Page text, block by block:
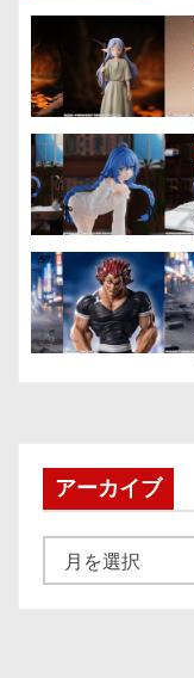
ー
シ
ョ
ン
アーカイブ
ー